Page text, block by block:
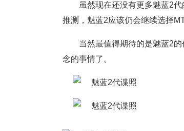
虽然现在还没有更多魅蓝2
推测，魅蓝2应该仍会继续选择
当然最值得期待的是魅蓝2
念的事情了。